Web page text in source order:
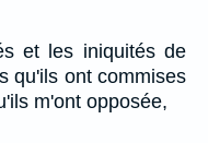
et les iniquités de
qu'ils ont commises
m'ont opposée,